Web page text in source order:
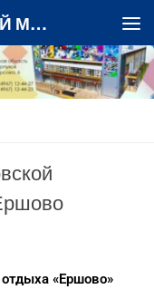
Спортивная школа «РУССКИЙ МЕДВЕДЬ»
«Ершово»